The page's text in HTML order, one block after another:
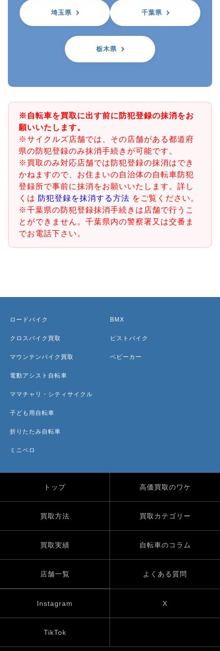
埼玉県 千葉県
栃木県
※自転車を買取に出す前に防犯登録の抹消をお
願いいたします。
※サイクルズ店舗では、その店舗がある都道府
県の防犯登録のみ抹消手続きが可能です。
※買取のみ対応店舗では防犯登録の抹消はでき
かねますので、お住まいの自治体の自転車防犯
登録所で事前に抹消をお願いいたします。詳し
くは 防犯登録を抹消する方法 をご覧ください。
※千葉県の防犯登録抹消手続きは店舗で行うこ
とができません。千葉県内の警察署又は交番ま
でお電話下さい。
ロードバイク
クロスバイク買取
マウンテンバイク買取
電動アシスト自転車
ママチャリ・シティサイクル
子ども用自転車
折りたたみ自転車
ミニベロ
BMX
ピストバイク
ベビーカー
トップ 高価買取のワケ
買取方法 買取カテゴリー
買取実績 自転車のコラム
店舗一覧 よくある質問
Instagram X
TikTok